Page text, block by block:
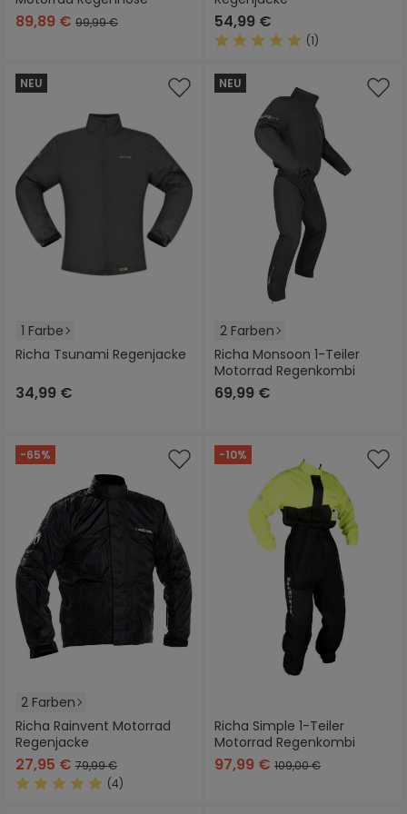
89,89 € 99,99 € 54,99 €
(1)
NEU
1 Farbe
Richa Tsunami Regenjacke
34,99 €
NEU
2 Farben
Richa Monsoon 1-Teiler
Motorrad Regenkombi
69,99 €
-65%
2 Farben
Richa Rainvent Motorrad
Regenjacke
27,95 € 79,99 €
(4)
-10%
Richa Simple 1-Teiler
Motorrad Regenkombi
97,99 € 109,00 €